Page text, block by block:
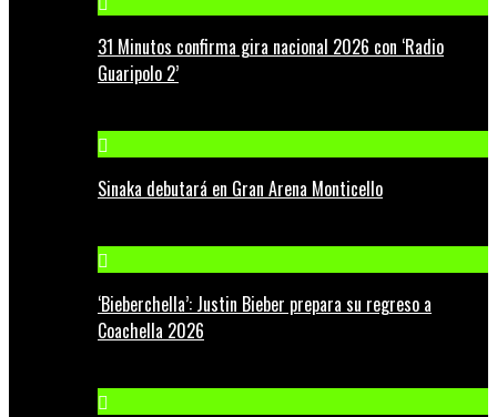
31 Minutos confirma gira nacional 2026 con ‘Radio
Guaripolo 2’
Sinaka debutará en Gran Arena Monticello
‘Bieberchella’: Justin Bieber prepara su regreso a
Coachella 2026